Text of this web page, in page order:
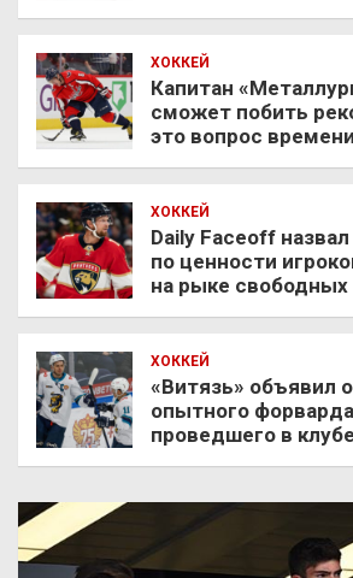
ХОККЕЙ
Капитан
сможет побить
это вопрос времени
ХОККЕЙ
Daily Faceoff
по ценности
на рыке свободных
ХОККЕЙ
«Витязь» объявил
опытного
проведшего в